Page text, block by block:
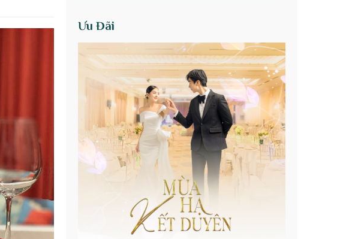
Ưu Đãi